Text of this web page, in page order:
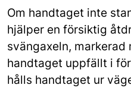
Om handtaget inte
hjälper en försiktig
svängaxeln, markerad
handtaget uppfällt i
hålls handtaget ur